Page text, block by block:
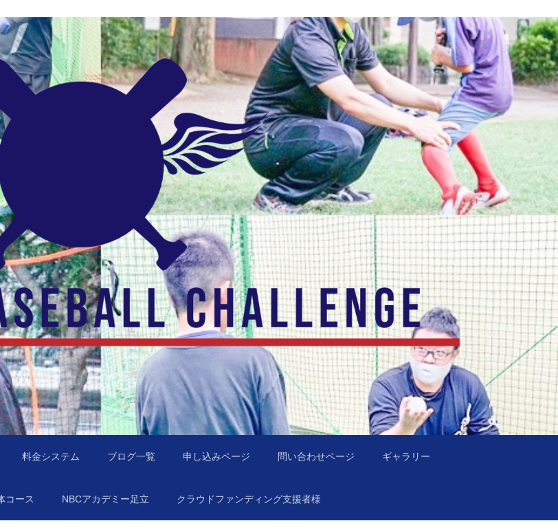
行きます！
料金システム ブログ一覧 申し込みページ 問い合わせページ ギャラリー
コース NBCアカデミー足立 クラウドファンディング支援者様